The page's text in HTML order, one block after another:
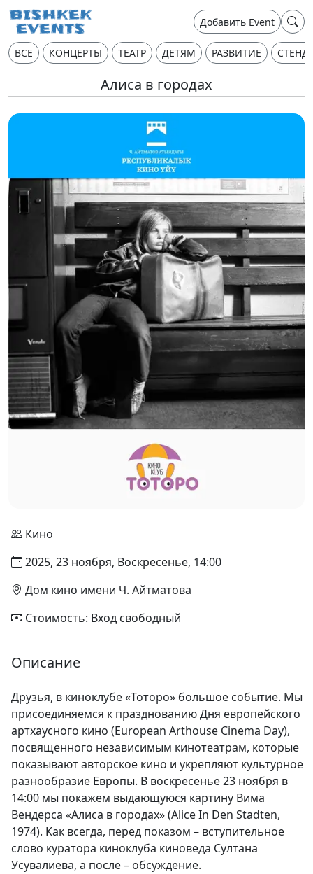
Добавить Event
ВСЕ КОНЦЕРТЫ ТЕАТР ДЕТЯМ РАЗВИТИЕ
Алиса в городах
Кино
2025, 23 ноября, Воскресенье, 14:00
Дом кино имени Ч. Айтматова
Стоимость: Вход свободный
Описание
Друзья, в киноклубе «Тоторо» большое событие. Мы
присоединяемся к празднованию Дня европейского
артхаусного кино (European Arthouse Cinema Day),
посвященного независимым кинотеатрам, которые
показывают авторское кино и укрепляют культурное
разнообразие Европы. В воскресенье 23 ноября в
14:00 мы покажем выдающуюся картину Вима
Вендерса «Алиса в городах» (Alice In Den Stadten,
1974). Как всегда, перед показом – вступительное
слово куратора киноклуба киноведа Султана
Усувалиева, а после – обсуждение.